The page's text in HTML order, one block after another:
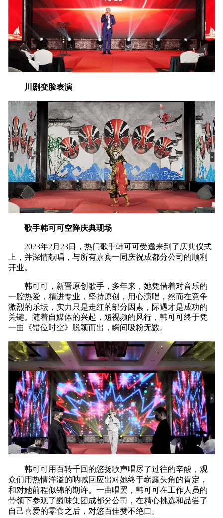
川剧变脸表演
歌手韩可可空降庆典现场
2023年2月23日，热门歌手韩可可受邀来到了庆典仪式
上，并深情献唱，与所有嘉宾一同庆祝成都分公司的顺利
开业。
韩可可，新晋原创歌手，多年来，她凭借着对音乐的
一腔热爱，精进专业，坚持原创，用心演唱，然而在竞争
激烈的乐坛，实力只是走红的部分因素，际遇才是成功的
关键。随着自媒体的兴起，短视频的风行，韩可可终于凭
一曲《错位时空》脱颖而出，瞬间吸粉无数。
韩可可用百转千回的悠扬歌声唱尽了过往的辛酸，观
众们用热情洋溢的呐喊回应出对她终于崭露头角的肯定，
和对她前程似锦的期许。一曲唱罢，韩可可在工作人员的
带领下参观了爵味集团成都分公司，在精心挑选和品尝了
自己喜爱的零食之后，对悠百佳赞不绝口。